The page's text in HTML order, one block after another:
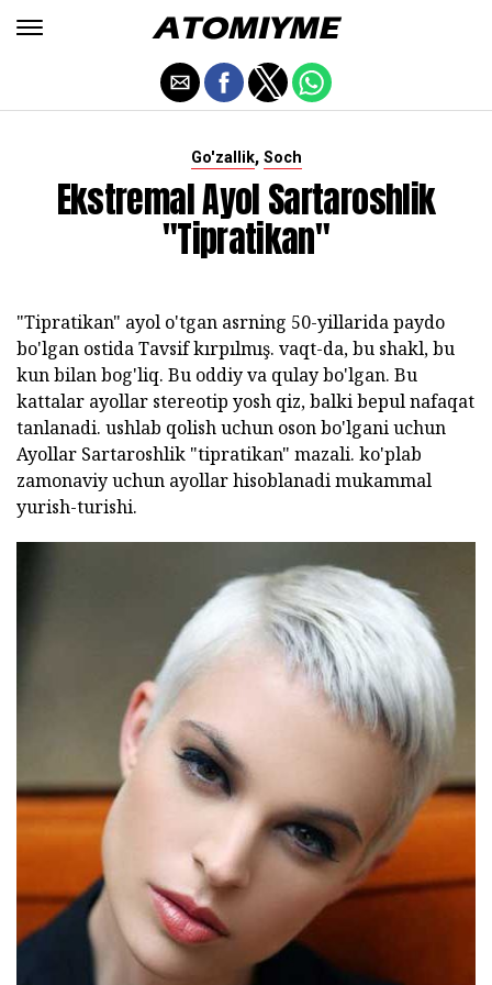
Go'zallik, Soch
Ekstremal Ayol Sartaroshlik
"tipratikan"
"Tipratikan" ayol o'tgan asrning 50-yillarida paydo
bo'lgan ostida Tavsif kırpılmış. vaqt-da, bu shakl, bu
kun bilan bog'liq. Bu oddiy va qulay bo'lgan. Bu
kattalar ayollar stereotip yosh qiz, balki bepul nafaqat
tanlanadi. ushlab qolish uchun oson bo'lgani uchun
Ayollar Sartaroshlik "tipratikan" mazali. ko'plab
zamonaviy uchun ayollar hisoblanadi mukammal
yurish-turishi.